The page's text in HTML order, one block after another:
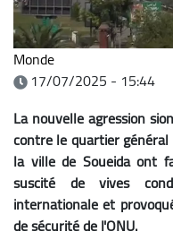
Monde
17/07/2025 - 15:44
La nouvelle agression
contre le quartier
la ville de Soueida ont
suscité de vives
internationale et
de sécurité de l'ONU.